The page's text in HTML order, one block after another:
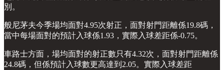
別。
般尼茅夫今季場均面對4.95次射正，面對射門距離係19.8碼，
當中每場面對的預計入球係1.93，實際入球差距係-0.75。
車路士方面，場均面對的射正數只有4.32次，面對射門距離係
24.8碼，但係預計入球數更高達到2.05。實際入球差距